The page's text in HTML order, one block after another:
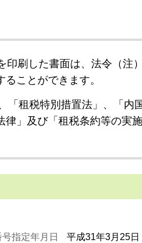
印刷した書面は、法令（注
ことができます。
「租税特別措置法」、「
律」及び「租税条約等の実
指定年月日 平成31年3月25日